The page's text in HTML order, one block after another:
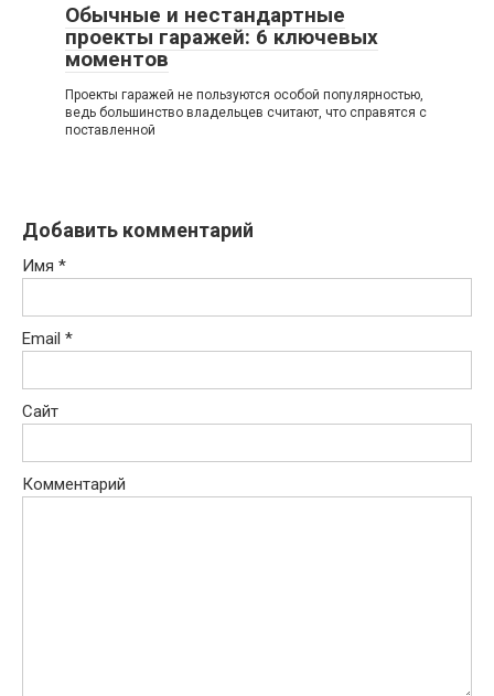
Обычные и нестандартные
проекты гаражей: 6 ключевых
моментов
Проекты гаражей не пользуются особой популярностью,
ведь большинство владельцев считают, что справятся с
поставленной
Добавить комментарий
Имя *
Email *
Сайт
Комментарий